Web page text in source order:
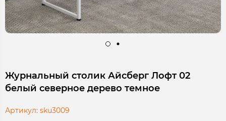
Журнальный столик Айсберг Лофт 02
белый северное дерево темное
Артикул: sku3009